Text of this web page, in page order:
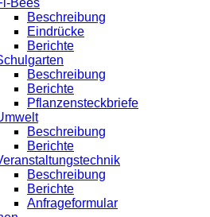
Bees
Beschreibung
Eindrücke
Berichte
Beschreibung
Berichte
Pflanzensteckbriefe
Beschreibung
Berichte
Beschreibung
Berichte
Anfrageformular